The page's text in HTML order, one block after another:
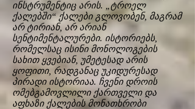
ინსტრუმენტიც არის. „ტროელ
ქალებში“ ქალები გლოვობენ, მაგრამ
არ ტირიან, არ არიან
სენტიმენტალურები. ისტორიებს,
რომელსაც ისინი მონოლოგების
სახით ყვებიან, უმეტესად არის
ყოფითი, რადგანაც უკიდურესად
პირადი ისტორიაა. ჩვენი დროის
ომებგამოვლილი ქართველი და
აფხაზი ქალების მონათხრობი